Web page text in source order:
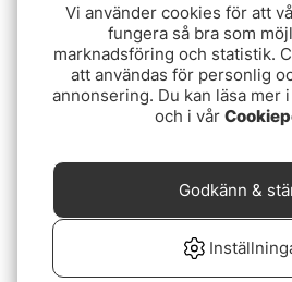
Motorguide Xi3 FW
19999 kr
19999 kr
Vi använder cookies för att
fungera så bra som
marknadsföring och statistik.
att användas för personlig
annonsering. Du kan läsa mer
och i vår
Godkänn &